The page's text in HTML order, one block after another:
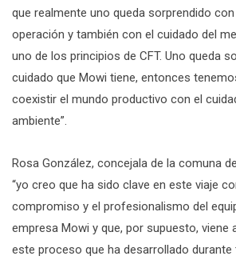
que realmente uno queda sorprendido
operación y también con el cuidado del
uno de los principios de CFT. Uno queda
cuidado que Mowi tiene, entonces
coexistir el mundo productivo con el
ambiente”.
Rosa González, concejala de la comuna
“yo creo que ha sido clave en este viaje
compromiso y el profesionalismo del
empresa Mowi y que, por supuesto, viene
este proceso que ha desarrollado